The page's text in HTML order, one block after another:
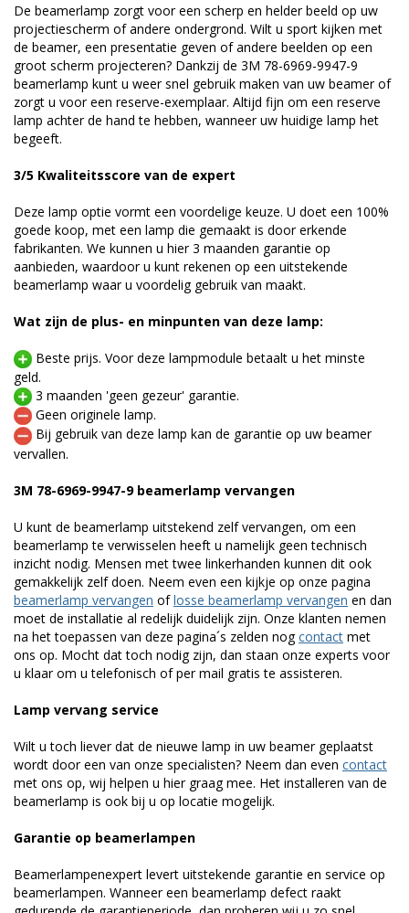
De beamerlamp zorgt voor een scherp en helder beeld op uw
projectiescherm of andere ondergrond. Wilt u sport kijken met
de beamer, een presentatie geven of andere beelden op een
groot scherm projecteren? Dankzij de 3M 78-6969-9947-9
beamerlamp kunt u weer snel gebruik maken van uw beamer of
zorgt u voor een reserve-exemplaar. Altijd fijn om een reserve
lamp achter de hand te hebben, wanneer uw huidige lamp het
begeeft.
3/5 Kwaliteitsscore van de expert
Deze lamp optie vormt een voordelige keuze. U doet een 100%
goede koop, met een lamp die gemaakt is door erkende
fabrikanten. We kunnen u hier 3 maanden garantie op
aanbieden, waardoor u kunt rekenen op een uitstekende
beamerlamp waar u voordelig gebruik van maakt.
Wat zijn de plus- en minpunten van deze lamp:
Beste prijs. Voor deze lampmodule betaalt u het minste
geld.
3 maanden 'geen gezeur' garantie.
Geen originele lamp.
Bij gebruik van deze lamp kan de garantie op uw beamer
vervallen.
3M 78-6969-9947-9 beamerlamp vervangen
U kunt de beamerlamp uitstekend zelf vervangen, om een
beamerlamp te verwisselen heeft u namelijk geen technisch
inzicht nodig. Mensen met twee linkerhanden kunnen dit ook
gemakkelijk zelf doen. Neem even een kijkje op onze pagina
beamerlamp vervangen oflosse beamerlamp vervangen en dan
moet de installatie al redelijk duidelijk zijn. Onze klanten nemen
na het toepassen van deze pagina´s zelden nogcontact met
ons op. Mocht dat toch nodig zijn, dan staan onze experts voor
u klaar om u telefonisch of per mail gratis te assisteren.
Lamp vervang service
Wilt u toch liever dat de nieuwe lamp in uw beamer geplaatst
wordt door een van onze specialisten? Neem dan even contact
met ons op, wij helpen u hier graag mee. Het installeren van de
beamerlamp is ook bij u op locatie mogelijk.
Garantie op beamerlampen
Beamerlampenexpert levert uitstekende garantie en service op
beamerlampen. Wanneer een beamerlamp defect raakt